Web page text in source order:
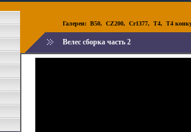
Галереи: B50, CZ200, Cr1377, T4, T4
Велес сборка часть 2